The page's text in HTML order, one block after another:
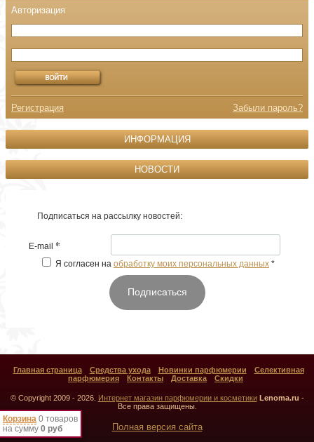
Корзина 0 товаров
на сумму 0 руб
Регистрация Забыли пароль?
ИНФОРМАЦИЯ
НОВОСТИ
Подписаться на рассылку новостей:
E-mail *
Я согласен на обработку моих персональных данных *
Подписаться
Главная страница Средства ухода Новинки парфюмерии
Селективная
парфюмерия
Контакты Доставка Скидки
© Copyright 2009 - 2026. Интернет магазин парфюмерии и косметики Lenoma.ru -
Все права защищены.
Полная версия сайта